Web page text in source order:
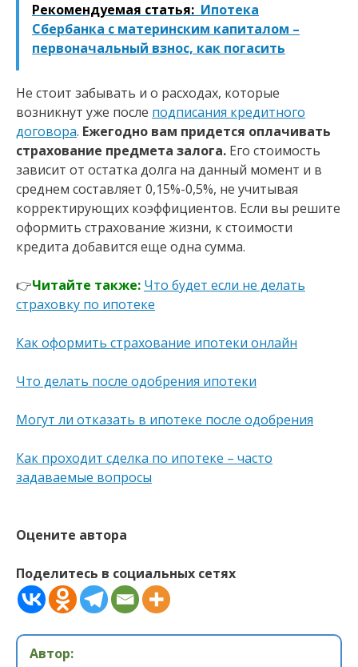
Рекомендуемая статья: Ипотека
Сбербанка с материнским капиталом –
первоначальный взнос, как погасить
Не стоит забывать и о расходах, которые
возникнут уже после подписания кредитного
договора. Ежегодно вам придется оплачивать
страхование предмета залога. Его стоимость
зависит от остатка долга на данный момент и в
среднем составляет 0,15%-0,5%, не учитывая
корректирующих коэффициентов. Если вы решите
оформить страхование жизни, к стоимости
кредита добавится еще одна сумма.
👉Читайте также: Что будет если не делать
страховку по ипотеке
Как оформить страхование ипотеки онлайн
Что делать после одобрения ипотеки
Могут ли отказать в ипотеке после одобрения
Как проходит сделка по ипотеке – часто
задаваемые вопросы
Оцените автора
Поделитесь в социальных сетях
Автор: